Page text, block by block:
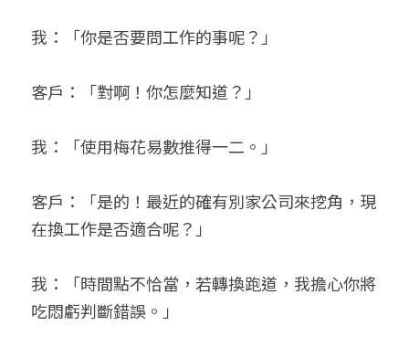
我：「你是否要問工作的事呢？」
客戶：「對啊！你怎麼知道？」
我：「使用梅花易數推得一二。」
客戶：「是的！最近的確有別家公司來挖角，現
在換工作是否適合呢？」
我：「時間點不恰當，若轉換跑道，我擔心你將
吃悶虧判斷錯誤。」